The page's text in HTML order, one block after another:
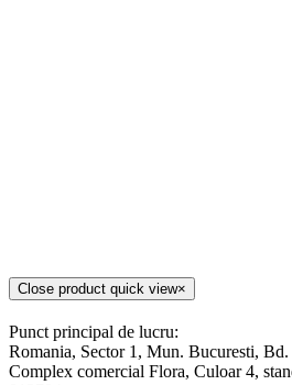
Close product quick view×
Punct principal de lucru:
Romania, Sector 1, Mun. Bucuresti,
Complex comercial Flora, Culoar 4,